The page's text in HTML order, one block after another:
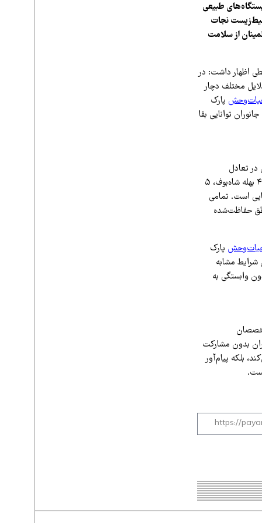
و بازگشت ۳۵ گونه جانوری به زیستگاه‌های طبیعی
نجات
از سلامت
اظهار داشت: در
مختلف دچار
پارک
توانایی بقا
تعادل
منطقه ایفا می‌کنند. این فهرست شامل ۱۳ بهله دلیجه، ۴ بهله سارگپه، ۵ بهله جغد کوچک، ۴ بهله شاه‌بوف، ۵
است. تمامی
حفاظت‌شده
حیات‌وحش پارک
شرایط مشابه
وابستگی به
بدون مشارکت
بلکه پیام‌آور